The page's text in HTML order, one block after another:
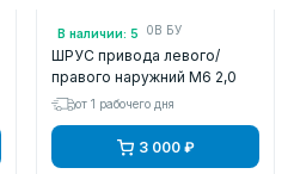
В наличии: 5
Арт.: GG3125600B БУ
ШРУС привода левого/
правого наружний M6 2,0
от 1 рабочего дня
3 000 ₽